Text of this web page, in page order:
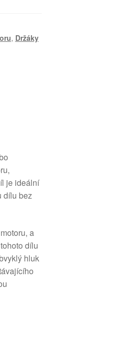
, Držáky
je ideální
dílu bez
a
dílu
hluk